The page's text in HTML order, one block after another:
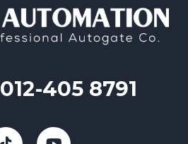
012-405 8791